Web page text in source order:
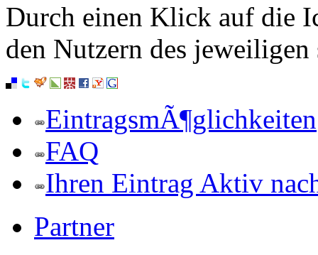
Durch einen Klick auf die
den Nutzern des
EintragsmÃ¶glichkeiten
FAQ
Ihren Eintrag Aktiv
Partner